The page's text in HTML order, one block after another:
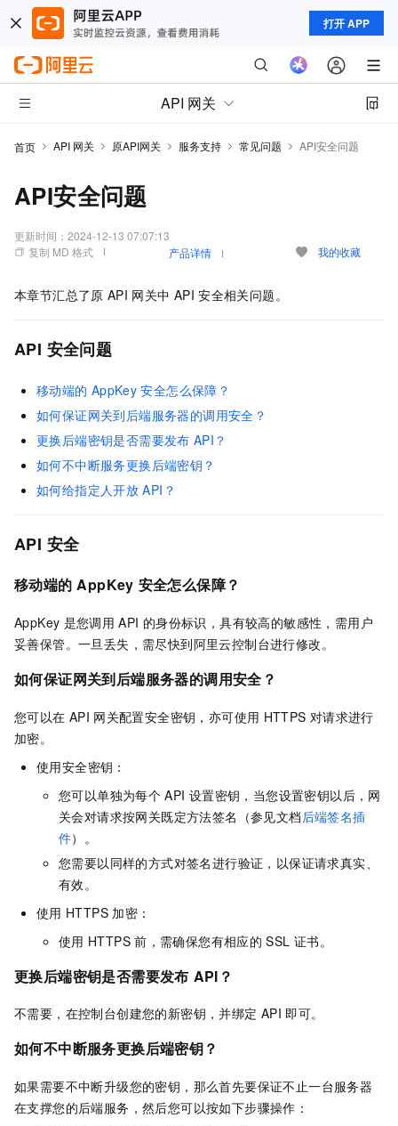
打开 APP
API 网关
首页 API 网关 原API网关 服务支持 常见问题 API安全问题
API安全问题
更新时间： 2024-12-13 07:07:13
复制 MD 格式
产品详情 我的收藏
本章节汇总了原 API 网关中 API 安全相关问题。
API 安全问题
移动端的 AppKey 安全怎么保障？
如何保证网关到后端服务器的调用安全？
更换后端密钥是否需要发布 API？
如何不中断服务更换后端密钥？
如何给指定人开放 API？
API 安全
移动端的 AppKey 安全怎么保障？
AppKey 是您调用 API 的身份标识，具有较高的敏感性，需用户
妥善保管。一旦丢失，需尽快到阿里云控制台进行修改。
如何保证网关到后端服务器的调用安全？
您可以在 API 网关配置安全密钥，亦可使用 HTTPS 对请求进行
加密。
使用安全密钥：
您可以单独为每个 API 设置密钥，当您设置密钥以后，网
关会对请求按网关既定方法签名（参见文档 后端签名插
件）。
您需要以同样的方式对签名进行验证，以保证请求真实、
有效。
使用 HTTPS 加密：
使用 HTTPS 前，需确保您有相应的 SSL 证书。
更换后端密钥是否需要发布 API？
不需要，在控制台创建您的新密钥，并绑定 API 即可。
如何不中断服务更换后端密钥？
如果需要不中断升级您的密钥，那么首先要保证不止一台服务器
在支撑您的后端服务，然后您可以按如下步骤操作：